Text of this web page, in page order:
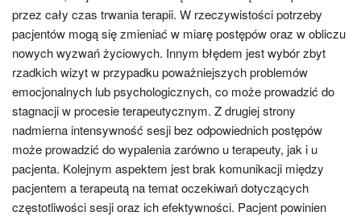
przez cały czas trwania terapii. W rzeczywistości potrzeby
pacjentów mogą się zmieniać w miarę postępów oraz w obliczu
nowych wyzwań życiowych. Innym błędem jest wybór zbyt
rzadkich wizyt w przypadku poważniejszych problemów
emocjonalnych lub psychologicznych, co może prowadzić do
stagnacji w procesie terapeutycznym. Z drugiej strony
nadmierna intensywność sesji bez odpowiednich postępów
może prowadzić do wypalenia zarówno u terapeuty, jak i u
pacjenta. Kolejnym aspektem jest brak komunikacji między
pacjentem a terapeutą na temat oczekiwań dotyczących
częstotliwości sesji oraz ich efektywności. Pacjent powinien